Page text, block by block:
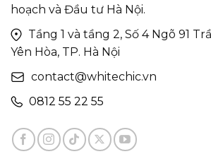
hoạch và Đầu tư Hà Nội.
Tầng 1 và tầng 2, Số 4 Ngõ 91
Yên Hòa, TP. Hà Nội
contact@whitechic.vn
0812 55 22 55